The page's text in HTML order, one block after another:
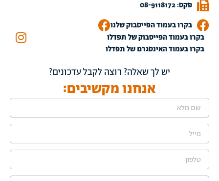
פקס: 08-9118172
בקרו בעמוד הפייסבוק שלנו
בקרו בעמוד הפייסבוק של תפדלו
בקרו בעמוד האינסגרם של תפדלו
יש לך שאלה? רוצה לקבל עדכונים?
אנחנו מקשיבים: